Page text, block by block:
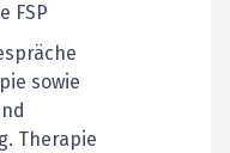
FSP
sowie
Therapie